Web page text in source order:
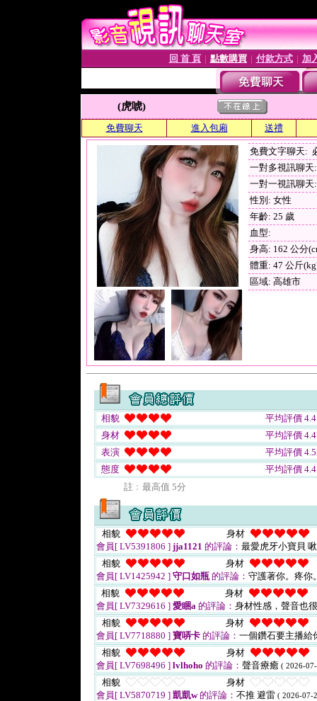
回 首 頁 點數購買│ 付款方式│ 加
(虎唬)
免費聊天 進入包廂 送禮
免費文字聊天:
一對多視訊聊天
一對一視訊聊天
性別: 女性
年齡: 25 歲
血型:
身高: 162 公分
體重: 47 公斤
區域: 高雄市
相貌
平均評價
身材
平均評價
表演
平均評價
態度
平均評價
註﹕最高值 5分
相貌
身材
會員[ LV5391806 ] jja1121 的評論： 最愛虎牙小寶貝
相貌
身材
會員[ LV1425942 ] 守口如瓶 的評論： 守護著你。疼你
相貌
身材
會員[ LV7329616 ] 愛睏a 的評論： 身材性感，聲音也
相貌
身材
會員[ LV7718880 ] 寶哢卡 的評論： 一個鑽石要主播給
相貌
身材
會員[ LV7698496 ] lvlhoho 的評論： 聲音療癒 ( 2026-
相貌
身材
會員[ LV5870719 ] 凱凱w的評論： 不推 避雷 ( 2026-07-